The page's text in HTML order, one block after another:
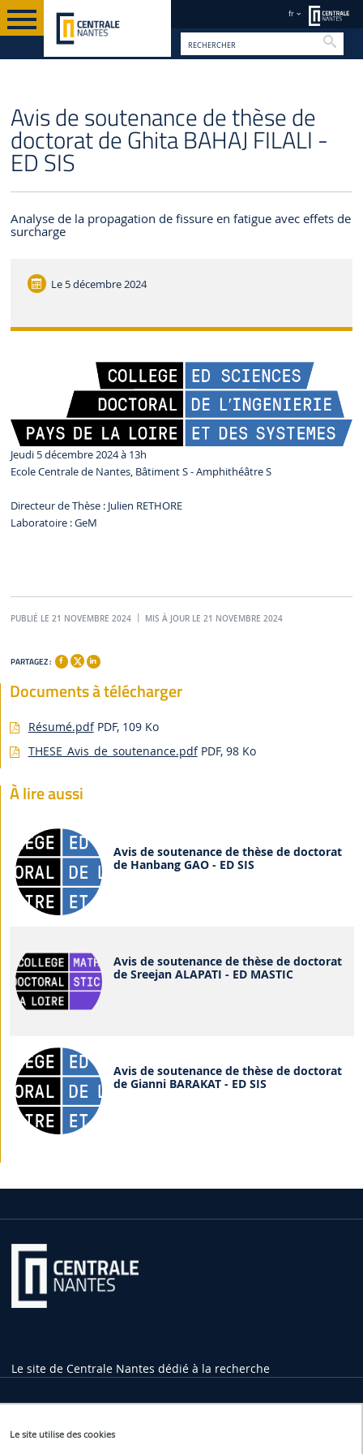
Le site utilise des cookies
fr
Avis de soutenance de thèse de
doctorat de Ghita BAHAJ FILALI -
ED SIS
Analyse de la propagation de fissure en fatigue avec effets de
surcharge
Le 5 décembre 2024
Jeudi 5 décembre 2024 à 13h
Ecole Centrale de Nantes, Bâtiment S - Amphithéâtre S
Directeur de Thèse : Julien RETHORE
Laboratoire : GeM
PUBLIÉ LE 21 NOVEMBRE 2024 MIS À JOUR LE 21 NOVEMBRE 2024
PARTAGEZ :
Documents à télécharger
Résumé.pdf PDF, 109 Ko
THESE_Avis_de_soutenance.pdf PDF, 98 Ko
À lire aussi
Avis de soutenance de thèse de doctorat
de Hanbang GAO - ED SIS
Avis de soutenance de thèse de doctorat
de Sreejan ALAPATI - ED MASTIC
Avis de soutenance de thèse de doctorat
de Gianni BARAKAT - ED SIS
Le site de Centrale Nantes dédié à la recherche